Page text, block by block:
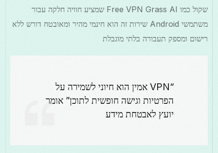
שקול כמו Free VPN Grass AI שמציע חוויה חלקה עבור
משתמשי Android שירות זה הוא חינמי מהיר ומאובטח דורש ללא
רישום ומספק תעבורה בלתי מוגבלת
“VPN אמין הוא חיוני לשמירה על
הפרטיות וגישה חופשית לתוכן” אומר
יועץ לאבטחת מידע